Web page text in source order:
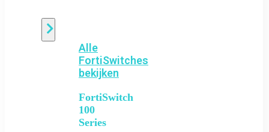
Alle
FortiSwitches
bekijken
FortiSwitch
100
Series